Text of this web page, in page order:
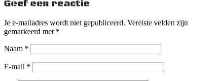
Geef een reactie
Je e-mailadres wordt niet gepubliceerd. Vereiste velden zijn
gemarkeerd met *
Naam *
E-mail *